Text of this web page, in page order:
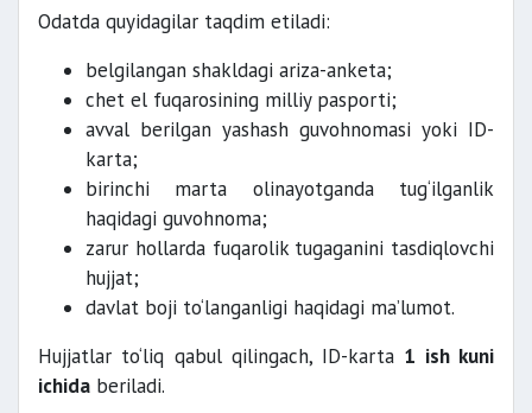
Odatda quyidagilar taqdim etiladi:
belgilangan shakldagi ariza-anketa;
chet el fuqarosining milliy pasporti;
avval berilgan yashash guvohnomasi yoki ID-
karta;
birinchi marta olinayotganda tug‘ilganlik
haqidagi guvohnoma;
zarur hollarda fuqarolik tugaganini tasdiqlovchi
hujjat;
davlat boji to‘langanligi haqidagi ma’lumot.
Hujjatlar to‘liq qabul qilingach, ID-karta 1 ish kuni
ichida beriladi.